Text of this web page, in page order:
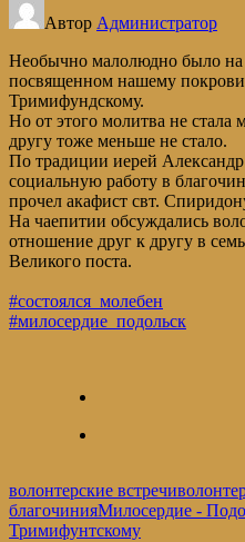
Автор Администратор
Необычно малолюдно было на
посвященном нашему
Тримифундскому.
Но от этого молитва не стала
другу тоже меньше не стало.
По традиции иерей
социальную работу в
прочел акафист свт.
На чаепитии обсуждались
отношение друг к другу в
Великого поста.
#состоялся_молебен
#милосердие_подольск
волонтерские встречи
благочинияМилосердие -
Тримифунтскому